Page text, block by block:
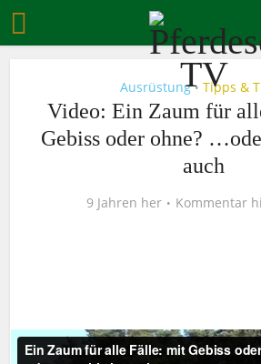
Ausrüstung • Tipps &
Video: Ein Zaum für
Gebiss oder ohne?
auch
9 Jahren her Kommentar